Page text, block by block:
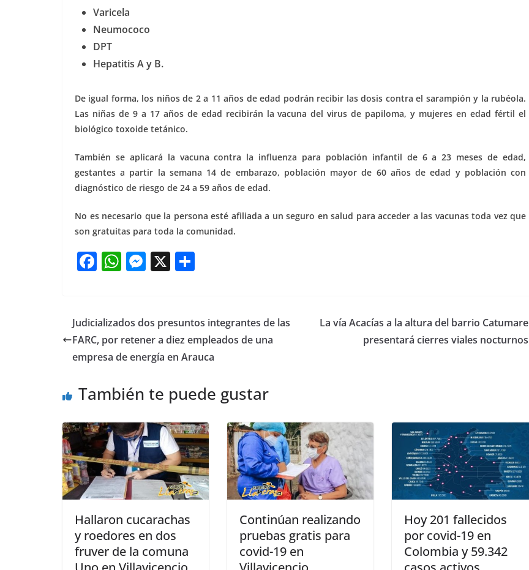
Varicela
Neumococo
DPT
Hepatitis A y B.
De igual forma, los niños de 2 a 11 años de edad podrán recibir las dosis contra el sarampión y la rubéola.
Las niñas de 9 a 17 años de edad recibirán la vacuna del virus de papiloma, y mujeres en edad fértil el
biológico toxoide tetánico.
También se aplicará la vacuna contra la influenza para población infantil de 6 a 23 meses de edad,
gestantes a partir la semana 14 de embarazo, población mayor de 60 años de edad y población con
diagnóstico de riesgo de 24 a 59 años de edad.
No es necesario que la persona esté afiliada a un seguro en salud para acceder a las vacunas toda vez que
son gratuitas para toda la comunidad.
F
e
b
o
k
W
s
A
p
M
e
n
g
X
e
Judicializados dos presuntos integrantes de las
FARC, por retener a diez empleados de una
empresa de energía en Arauca
La vía Acacías a la altura del barrio Catumare
presentará cierres viales nocturnos
También te puede gustar
Hallaron cucarachas
y roedores en dos
fruver de la comuna
Continúan realizando
pruebas gratis para
covid-19 en
Hoy 201 fallecidos
por covid-19 en
Colombia y 59.342